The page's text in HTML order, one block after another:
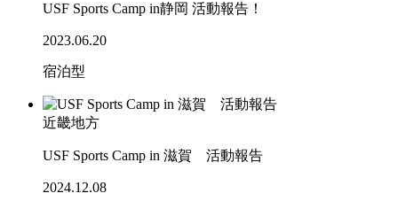
USF Sports Camp in静岡 活動報告！
2023.06.20
宿泊型
近畿地方
USF Sports Camp in 滋賀 活動報告
2024.12.08